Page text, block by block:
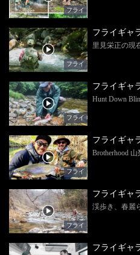
フライ
フライ
フライギャ
里見栄正の現
フライ
フライギャ
Hunt Down
フライ
フライギャ
Brotherhood
フライ
フライギャ
渓歩き、春麗
フライギャ